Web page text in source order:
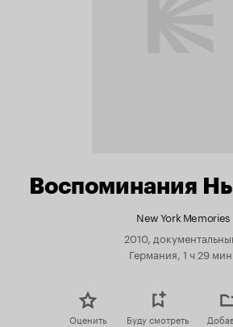
Воспоминания
New York Memories
2010,
Германия, 1 ч 29 мин
Оценить Буду смотреть